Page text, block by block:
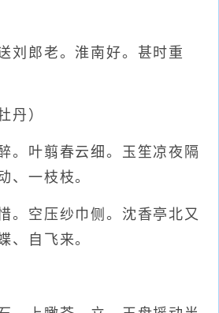
郎老。淮南好。甚时重
）
叶翦春云细。玉笙凉夜隔
、一枝枝。
空压纱巾侧。沈香亭北又
、自飞来。